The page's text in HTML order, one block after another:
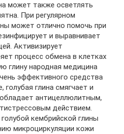
может также осветлять
При регулярном
может отлично помочь при
и выравнивает
Активизирует
процесс обмена в клетках
глину народная медицина
эффективного средства
глина смягчает и
антицеллюлитным,
действием.
кембрийской глины
микроциркуляции кожи